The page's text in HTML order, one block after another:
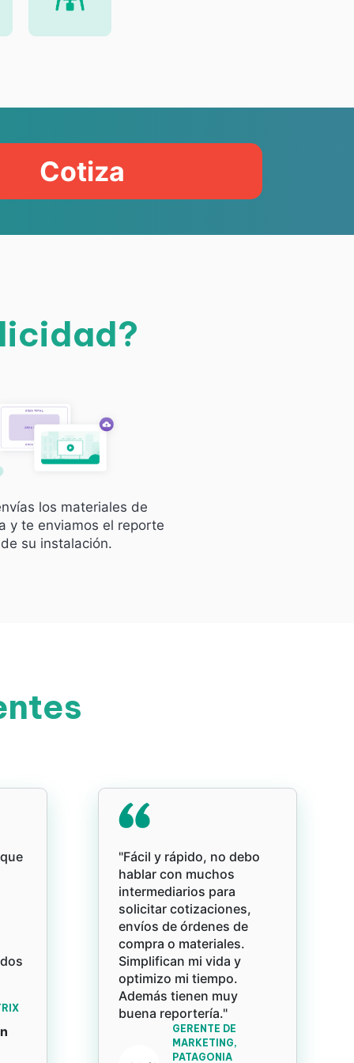
Cotiza
los materiales de
y te enviamos el reporte
de su instalación.
"Fácil y rápido, no debo
hablar con muchos
intermediarios para
solicitar cotizaciones,
envíos de órdenes de
compra o materiales.
Simplifican mi vida y
optimizo mi tiempo.
Además tienen muy
buena reportería."
GERENTE DE
MARKETING,
PATAGONIA